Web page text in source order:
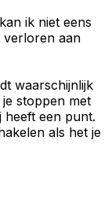
ik niet eens
verloren aan
waarschijnlijk
stoppen met
een punt.
als het je